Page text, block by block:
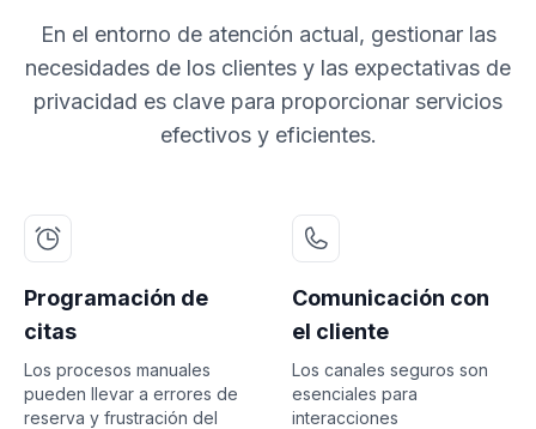
En el entorno de atención actual, gestionar las
necesidades de los clientes y las expectativas de
privacidad es clave para proporcionar servicios
efectivos y eficientes.
Programación de
citas
Los procesos manuales
pueden llevar a errores de
reserva y frustración del
Comunicación con
el cliente
Los canales seguros son
esenciales para
interacciones